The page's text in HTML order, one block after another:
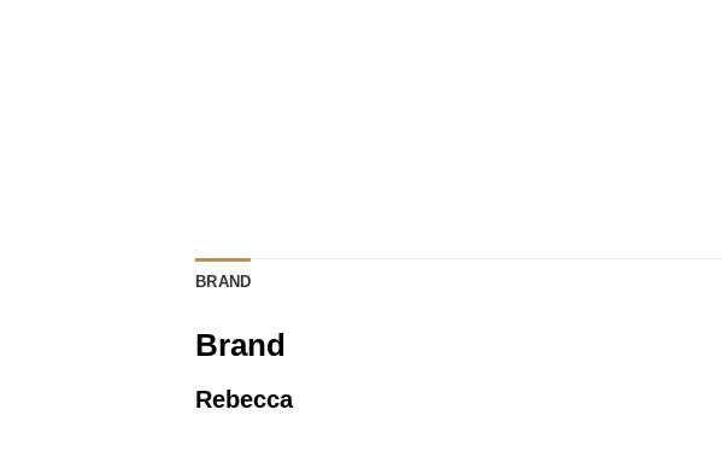
BRAND
Brand
Rebecca